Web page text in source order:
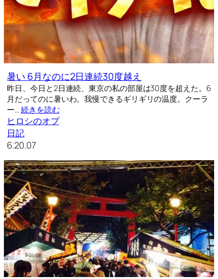
暑い 6月なのに2日連続30度越え
昨日、今日と2日連続、東京の私の部屋は30度を超えた。6
月だってのに暑いわ。我慢できるギリギリの温度。クーラ
ー…続きを読む
ヒロシのオプ
日記
6.20.07